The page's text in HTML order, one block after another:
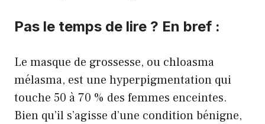
Pas le temps de lire ? En bref :
Le masque de grossesse, ou chloasma
mélasma, est une hyperpigmentation qui
touche 50 à 70 % des femmes enceintes.
Bien qu’il s’agisse d’une condition bénigne,